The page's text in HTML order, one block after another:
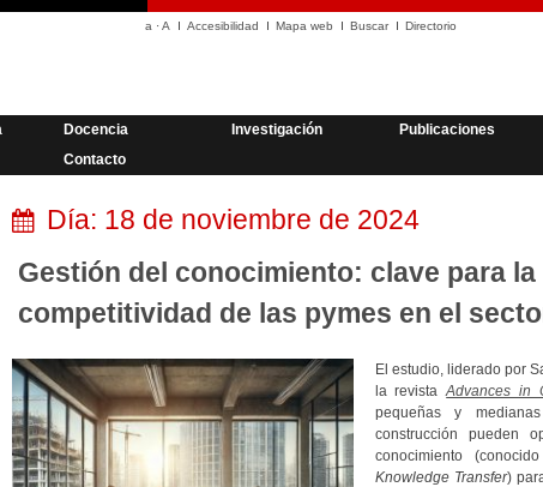
a ·A Accesibilidad Mapa web Buscar Directorio
Docencia Investigación Publicaciones
Contacto
Día: 18 de noviembre de 2024
Gestión del conocimiento: clave para
competitividad de las pymes en el
El estudio, liderado por
la revistaAdvances in
pequeñas y
construcción pueden
conocimiento
Knowledge Transfer)